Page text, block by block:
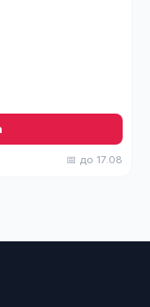
📅 до 17.08